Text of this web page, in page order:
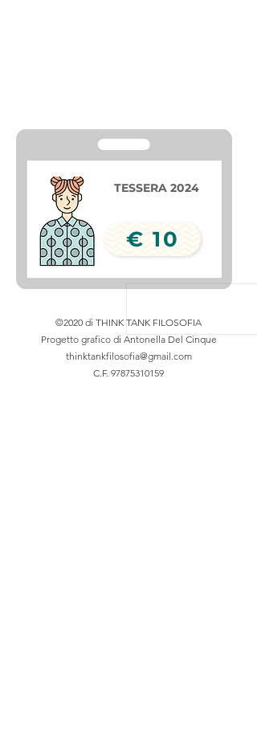
TESSERA 2024
GRATUITA
€ 10
©2020 di THINK TANK FILOSOFIA
Progetto grafico di Antonella Del Cinque
thinktankfilosofia@gmail.com
C.F. 97875310159